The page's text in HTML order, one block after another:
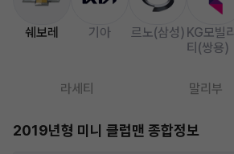
쉐보레 기아 르노(삼성) KG모빌리
티(쌍용)
라세티 말리부
2019년형 미니 클럽맨 종합정보